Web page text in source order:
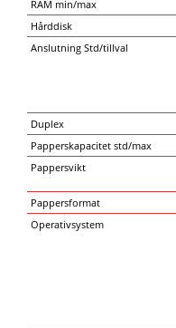
RAM min/max
Hårddisk
Anslutning Std/tillval
Duplex
Papperskapacitet std/max
Pappersvikt
Pappersformat
Operativsystem